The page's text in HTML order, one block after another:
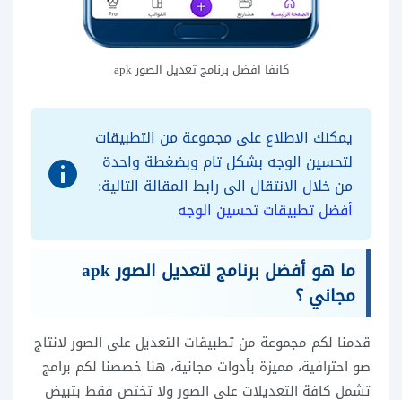
كانفا افضل برنامج تعديل الصور apk
يمكنك الاطلاع على مجموعة من التطبيقات
لتحسين الوجه بشكل تام وبضغطة واحدة
من خلال الانتقال الى رابط المقالة التالية:
أفضل تطبيقات تحسين الوجه
ما هو أفضل برنامج لتعديل الصور apk
مجاني ؟
قدمنا لكم مجموعة من تطبيقات التعديل على الصور لانتاج
صو احترافية، مميزة بأدوات مجانية، هنا خصصنا لكم برامج
تشمل كافة التعديلات على الصور ولا تختص فقط بتبيض